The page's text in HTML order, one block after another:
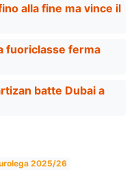
alla fine ma vince il
fuoriclasse ferma
batte Dubai a
2025/26